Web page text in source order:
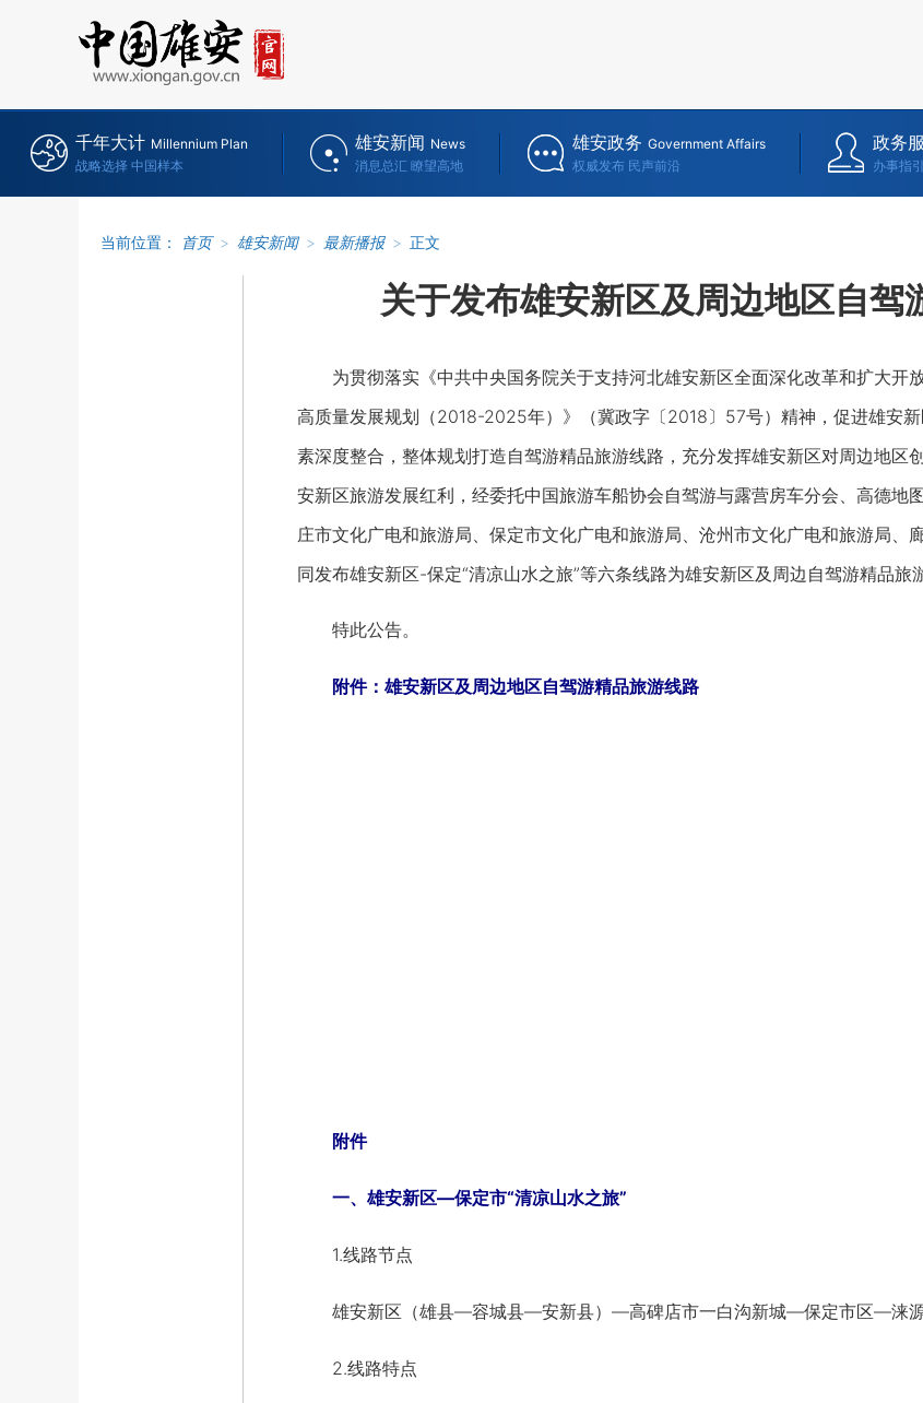
千年大计 Millennium Plan
战略选择 中国样本
雄安新闻 News
消息总汇 瞭望高地
雄安政务 Government Affairs
权威发布 民声前沿
政务
办事指
当前位置： 首页 > 雄安新闻 > 最新播报 > 正文
关于发布雄安新区及周边地区自驾
为贯彻落实《中共中央国务院关于支持河北雄安新区全面深化改革和扩大开
高质量发展规划（2018-2025年）》（冀政字〔2018〕57号）精神，促进雄安
素深度整合，整体规划打造自驾游精品旅游线路，充分发挥雄安新区对周边地区
安新区旅游发展红利，经委托中国旅游车船协会自驾游与露营房车分会、高德地
庄市文化广电和旅游局、保定市文化广电和旅游局、沧州市文化广电和旅游局、
同发布雄安新区-保定“清凉山水之旅”等六条线路为雄安新区及周边自驾游精品旅
特此公告。
附件：雄安新区及周边地区自驾游精品旅游线路
附件
一、雄安新区—保定市“清凉山水之旅”
1.线路节点
雄安新区（雄县—容城县—安新县）—高碑店市一白沟新城—保定市区—涞
2.线路特点